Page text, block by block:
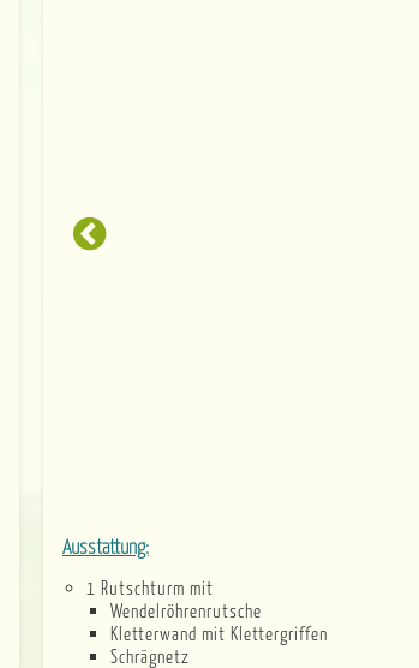
Ausstattung:
1 Rutschturm mit
Wendelröhrenrutsche
Kletterwand mit Klettergriffen
Schrägnetz